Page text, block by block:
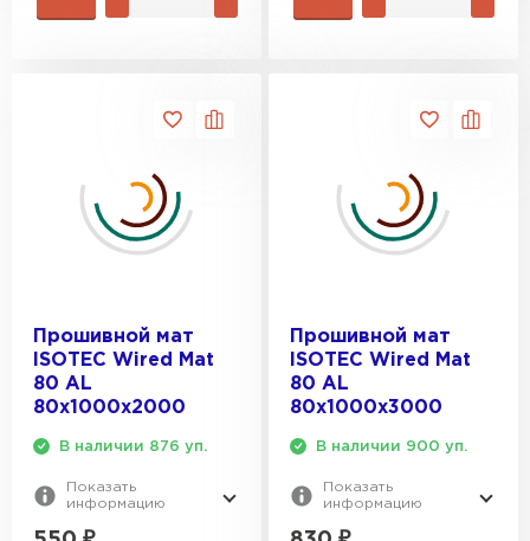
Прошивной мат
ISOTEC Wired Mat
80 AL
80х1000х2000
В наличии 876 уп.
Показать
информацию
Прошивной мат
ISOTEC Wired Mat
80 AL
80х1000х3000
В наличии 900 уп.
Показать
информацию
Утеплитель Isover
Утеплитель Paroc